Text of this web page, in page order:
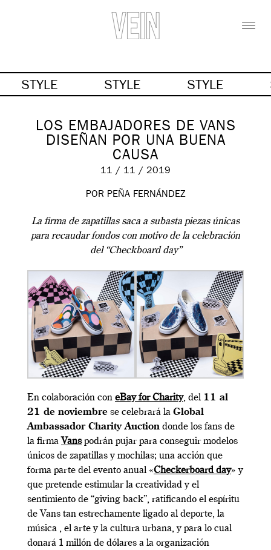
STYLE STYLE STYLE
LOS EMBAJADORES DE VANS
DISEÑAN POR UNA BUENA
CAUSA
11 / 11 / 2019
POR PEÑA FERNÁNDEZ
La firma de zapatillas saca a subasta piezas únicas
para recaudar fondos con motivo de la celebración
del “Checkboard day”
En colaboración con eBay for Charity, del 11 al
21 de noviembre se celebrará la Global
Ambassador Charity Auction donde los fans de
la firma Vanspodrán pujar para conseguir modelos
únicos de zapatillas y mochilas; una acción que
forma parte del evento anual «Checkerboard day» y
que pretende estimular la creatividad y el
sentimiento de “giving back”, ratificando el espíritu
de Vans tan estrechamente ligado al deporte, la
música , el arte y la cultura urbana, y para lo cual
donará 1 millón de dólares a la organización